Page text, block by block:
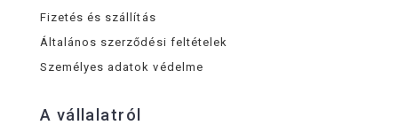
Fizetés és szállítás
Általános szerződési feltételek
Személyes adatok védelme
A vállalatról